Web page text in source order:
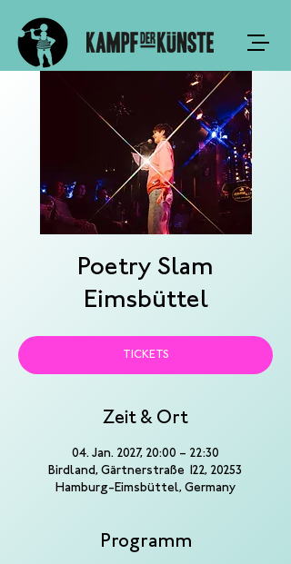
Poetry Slam
Eimsbüttel
TICKETS
Zeit & Ort
04. Jan. 2027, 20:00 – 22:30
Birdland, Gärtnerstraße 122, 20253
Hamburg-Eimsbüttel, Germany
Programm